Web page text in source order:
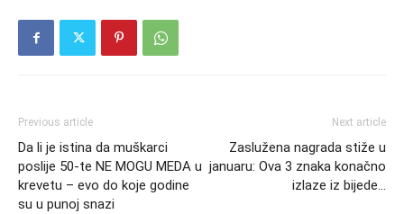
Previous article
Da li je istina da muškarci
poslije 50-te NE MOGU MEDA u
krevetu – evo do koje godine
su u punoj snazi
Next article
Zaslužena nagrada stiže u
januaru: Ova 3 znaka konačno
izlaze iz bijede…